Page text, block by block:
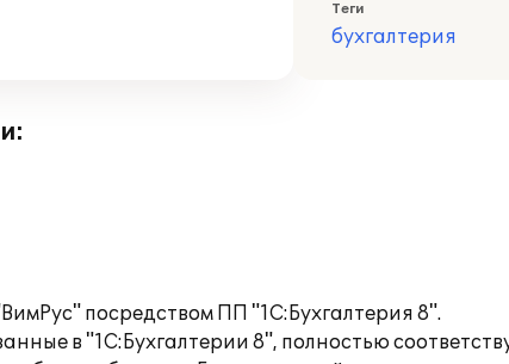
Теги
бухгалтерия
посредством ПП "1С:Бухгалтерия 8".
в "1С:Бухгалтерии 8", полностью